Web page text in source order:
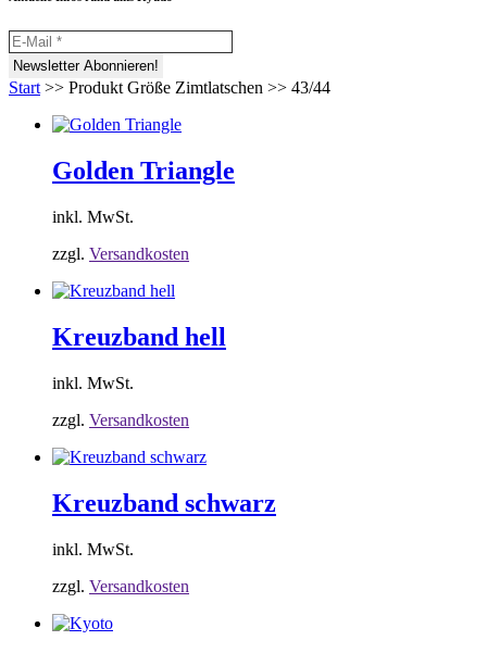
Start >> Produkt Größe Zimtlatschen >> 43/44
Golden Triangle
inkl. MwSt.
zzgl. Versandkosten
Kreuzband hell
inkl. MwSt.
zzgl. Versandkosten
Kreuzband schwarz
inkl. MwSt.
zzgl. Versandkosten